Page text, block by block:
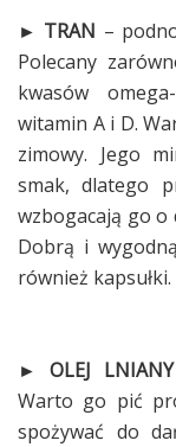
► TRAN –
Polecany
kwasów
witamin A i D.
zimowy. Jego
smak, dlatego
wzbogacają go o
Dobrą i
również kapsułki.
► OLEJ LNIANY
Warto go pić
spożywać do